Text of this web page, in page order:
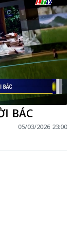
BÁC
05/03/2026 23:00